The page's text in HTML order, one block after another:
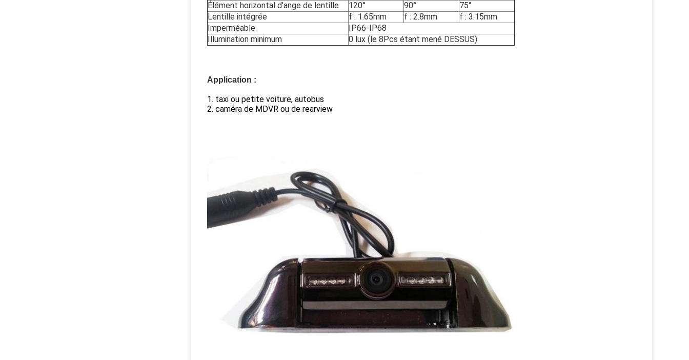
Élément horizontal d'ange de lentille
120° 90°
75°
Lentille intégrée
f : 1.65mm f : 2.8mm
f : 3.15mm
Imperméable
IP66-IP68
Illumination minimum
0 lux (le 8Pcs étant mené DESSUS)
Application :
1. taxi ou petite voiture, autobus
2. caméra de MDVR ou de rearview